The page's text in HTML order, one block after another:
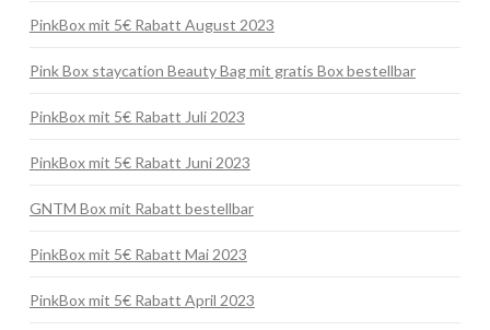
PinkBox mit 5€ Rabatt August 2023
Pink Box staycation Beauty Bag mit gratis Box bestellbar
PinkBox mit 5€ Rabatt Juli 2023
PinkBox mit 5€ Rabatt Juni 2023
GNTM Box mit Rabatt bestellbar
PinkBox mit 5€ Rabatt Mai 2023
PinkBox mit 5€ Rabatt April 2023